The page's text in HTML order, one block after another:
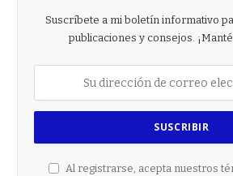
Suscríbete a mi boletín informativo
publicaciones y consejos.
Al registrarse, acepta nuestros